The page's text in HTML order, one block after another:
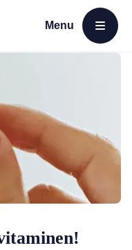
Menu
Open menu